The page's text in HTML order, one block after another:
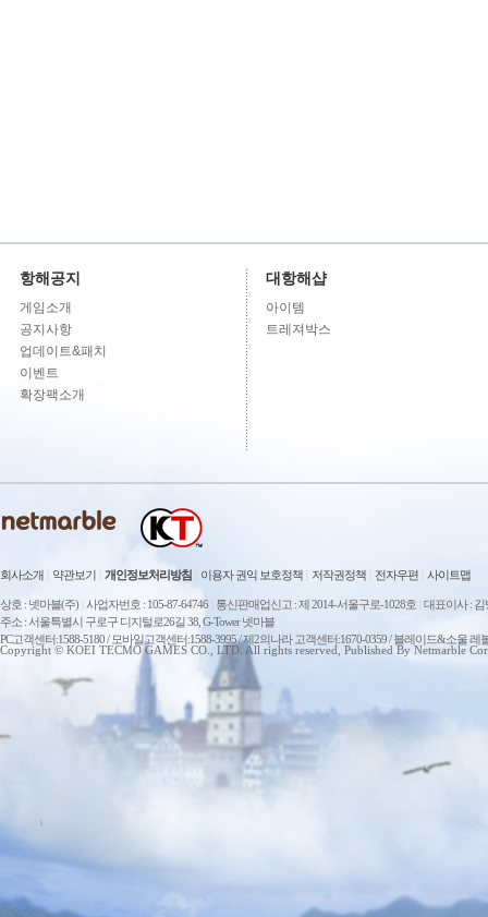
항해공지
게임소개
공지사항
업데이트&패치
이벤트
확장팩소개
대항해샵
아이템
트레져박스
회사소개 약관보기 개인정보처리방침 이용자 권익 보호정책 저작권정책 전자우편 사이트맵
상호 : 넷마블(주) 사업자번호 : 105-87-64746 통신판매업신고 : 제 2014-서울구로-1028호 대표이사 : 김
주소 : 서울특별시 구로구 디지털로26길 38, G-Tower 넷마블
PC고객센터:1588-5180 / 모바일고객센터:1588-3995 / 제2의나라 고객센터:1670-0359 / 블레이드&소울
Copyright © KOEI TECMO GAMES CO., LTD. All rights reserved, Published By Netmarble